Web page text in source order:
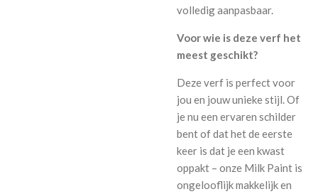
volledig aanpasbaar.
Voor wie is deze verf het
meest geschikt?
Deze verf is perfect voor
jou en jouw unieke stijl. Of
je nu een ervaren schilder
bent of dat het de eerste
keer is dat je een kwast
oppakt – onze Milk Paint is
ongelooflijk makkelijk en